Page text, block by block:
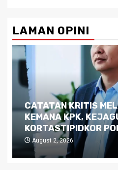
LAMAN OPINI
Dilema Kaltim di
Kutukan Sumber
Pemimpin yang Tak
July 29, 2026